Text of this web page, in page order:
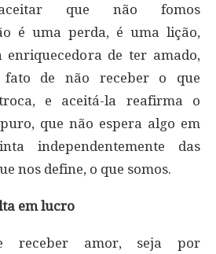
que não fomos
é uma perda, é uma lição,
enriquecedora de ter amado,
de não receber o que
e aceitá-la reafirma o
que não espera algo em
independentemente das
nos define, o que somos.
em lucro
receber amor, seja por